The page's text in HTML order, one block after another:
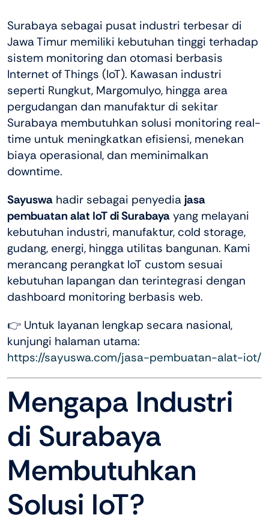
Surabaya sebagai pusat industri terbesar di
Jawa Timur memiliki kebutuhan tinggi terhadap
sistem monitoring dan otomasi berbasis
Internet of Things (IoT). Kawasan industri
seperti Rungkut, Margomulyo, hingga area
pergudangan dan manufaktur di sekitar
Surabaya membutuhkan solusi monitoring real-
time untuk meningkatkan efisiensi, menekan
biaya operasional, dan meminimalkan
downtime.
Sayuswa hadir sebagai penyedia jasa
pembuatan alat IoT di Surabaya yang melayani
kebutuhan industri, manufaktur, cold storage,
gudang, energi, hingga utilitas bangunan. Kami
merancang perangkat IoT custom sesuai
kebutuhan lapangan dan terintegrasi dengan
dashboard monitoring berbasis web.
👉 Untuk layanan lengkap secara nasional,
kunjungi halaman utama:
https://sayuswa.com/jasa-pembuatan-alat-iot/
Mengapa Industri
di Surabaya
Membutuhkan
Solusi IoT?